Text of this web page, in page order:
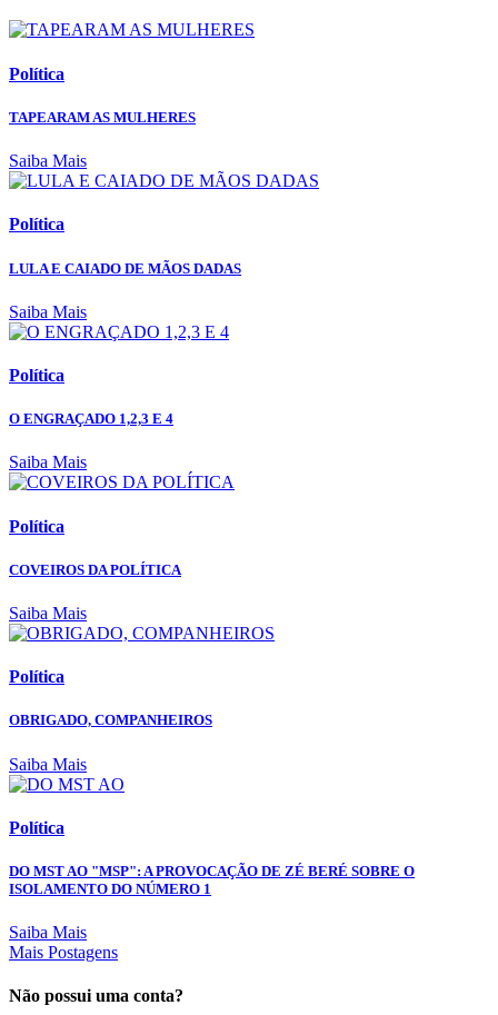
Política
TAPEARAM AS MULHERES
Saiba Mais
Política
LULA E CAIADO DE MÃOS DADAS
Saiba Mais
Política
O ENGRAÇADO 1,2,3 E 4
Saiba Mais
Política
COVEIROS DA POLÍTICA
Saiba Mais
Política
OBRIGADO, COMPANHEIROS
Saiba Mais
Política
DO MST AO "MSP": A PROVOCAÇÃO DE ZÉ BERÉ SOBRE O
ISOLAMENTO DO NÚMERO 1
Saiba Mais
Mais Postagens
Não possui uma conta?